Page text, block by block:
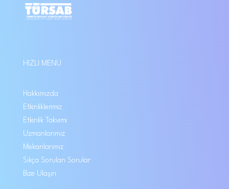
HIZLI MENÜ
Hakkımızda
Etkinliklerimiz
Etkinlik Takvimi
Uzmanlarımız
Mekanlarımız
Sıkça Sorulan Sorular
Bize Ulaşın